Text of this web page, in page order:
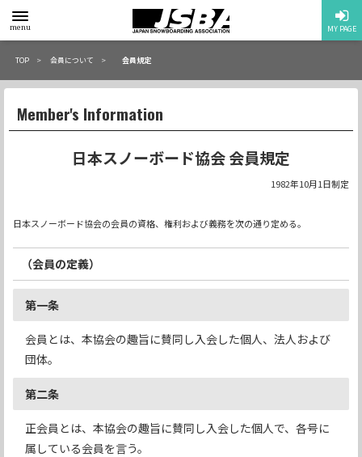
toggle
menu
menu MY PAGE
TOP 会員について 会員規定
Member's Information
日本スノーボード協会 会員規定
1982年10月1日制定
日本スノーボード協会の会員の資格、権利および義務を次の通り定める。
（会員の定義）
第一条
会員とは、本協会の趣旨に賛同し入会した個人、法人および
団体。
第二条
正会員とは、本協会の趣旨に賛同し入会した個人で、各号に
属している会員を言う。